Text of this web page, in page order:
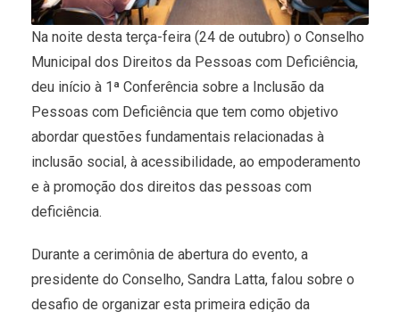
Na noite desta terça-feira (24 de outubro) o Conselho
Municipal dos Direitos da Pessoas com Deficiência,
deu início à 1ª Conferência sobre a Inclusão da
Pessoas com Deficiência que tem como objetivo
abordar questões fundamentais relacionadas à
inclusão social, à acessibilidade, ao empoderamento
e à promoção dos direitos das pessoas com
deficiência.
Durante a cerimônia de abertura do evento, a
presidente do Conselho, Sandra Latta, falou sobre o
desafio de organizar esta primeira edição da